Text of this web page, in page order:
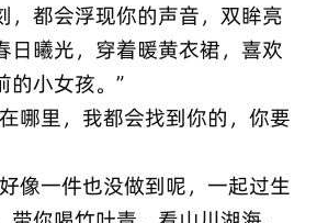
，都会浮现你的声音，双眸亮
日曦光，穿着暖黄衣裙，喜欢
的小女孩。”
哪里，我都会找到你的，你要
像一件也没做到呢，一起过生